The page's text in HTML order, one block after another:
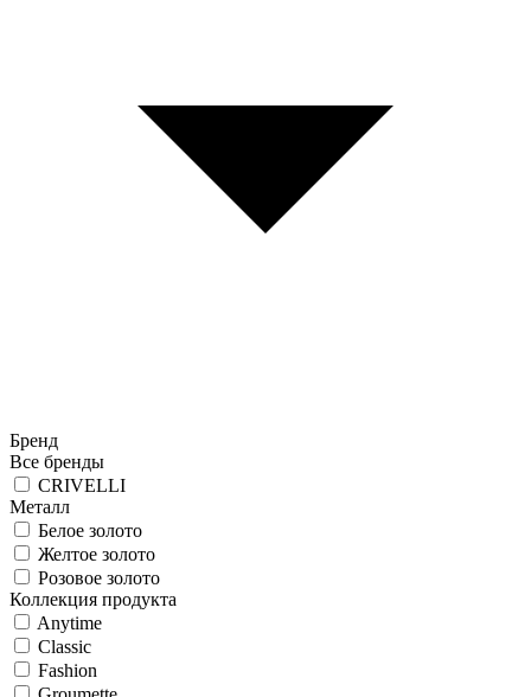
Бренд
Все бренды
CRIVELLI
Металл
Белое золото
Желтое золото
Розовое золото
Коллекция продукта
Anytime
Classic
Fashion